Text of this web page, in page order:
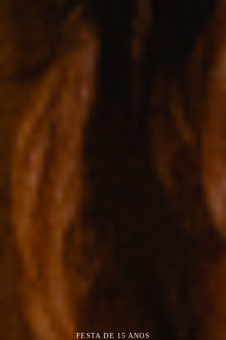
FESTA DE 15 ANOS